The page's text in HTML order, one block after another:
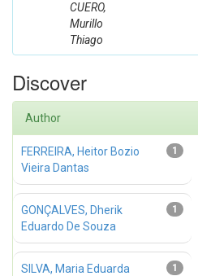
CUERO,
Murillo
Thiago
Discover
Author
1
FERREIRA, Heitor Bozio
Vieira Dantas
1
GONÇALVES, Dherik
Eduardo De Souza
1
SILVA, Maria Eduarda